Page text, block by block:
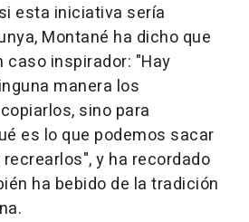
esta iniciativa sería
Montané ha dicho que
caso inspirador: "Hay
manera los
sino para
es lo que podemos sacar
y ha recordado
ha bebido de la tradición